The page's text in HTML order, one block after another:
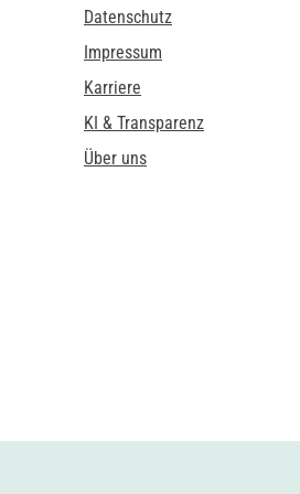
Datenschutz
Impressum
Karriere
KI & Transparenz
Über uns